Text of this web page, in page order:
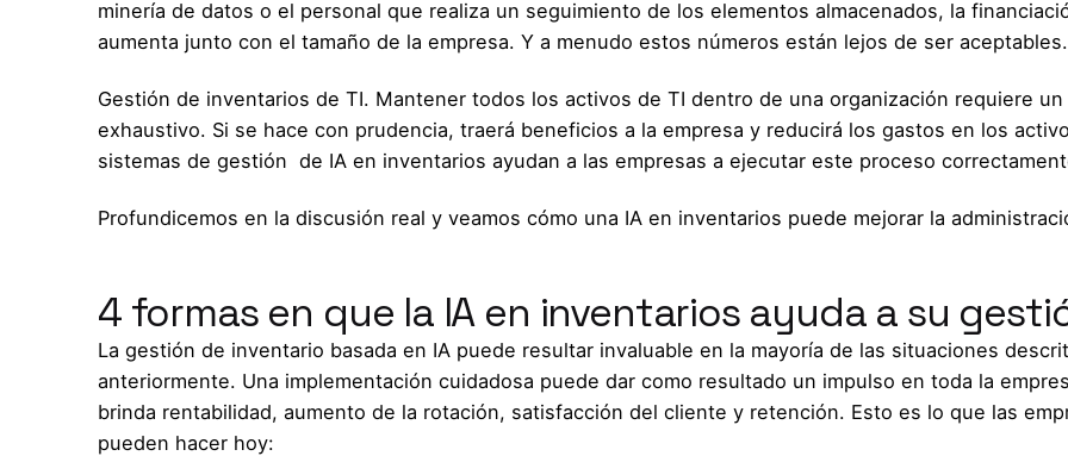
minería de datos o el personal que realiza un seguimiento de los elementos almacenados, la
aumenta junto con el tamaño de la empresa. Y a menudo estos números están lejos de ser aceptables.
Gestión de inventarios de TI. Mantener todos los activos de TI dentro de una organización requiere
exhaustivo. Si se hace con prudencia, traerá beneficios a la empresa y reducirá los gastos en los
sistemas de gestión de IA en inventarios ayudan a las empresas a ejecutar este proceso
Profundicemos en la discusión real y veamos cómo una IA en inventarios puede mejorar la
4 formas en que la IA en inventarios ayuda a su
La gestión de inventario basada en IA puede resultar invaluable en la mayoría de las situaciones
anteriormente. Una implementación cuidadosa puede dar como resultado un impulso en toda la
brinda rentabilidad, aumento de la rotación, satisfacción del cliente y retención. Esto es lo que las
pueden hacer hoy: